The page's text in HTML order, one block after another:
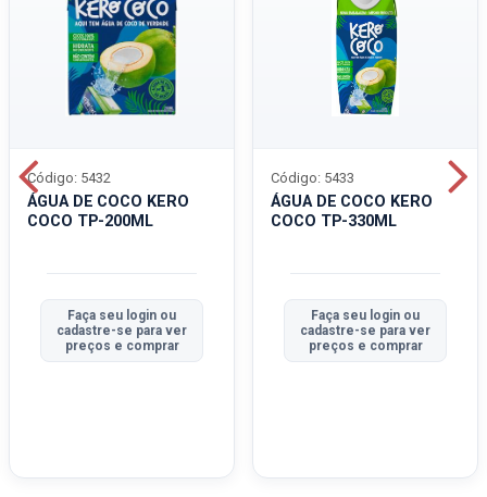
ÁGUA DE COCO KERO
COCO TP-200ML
Código: 5432
Faça seu login ou
cadastre-se para ver
preços e comprar
ÁGUA DE COCO KERO
COCO TP-330ML
Código: 5433
Faça seu login ou
cadastre-se para ver
preços e comprar